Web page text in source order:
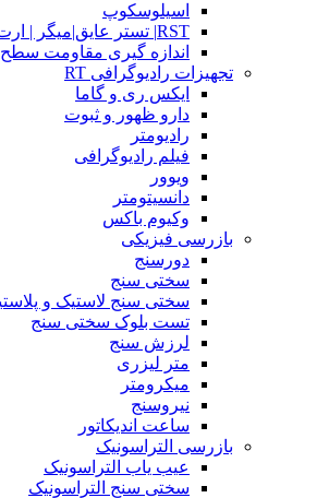
اسیلوسکوپ
RST| تستر عایق|میگر | ارت سنج
اندازه گیری مقاومت سطح
تجهیزات رادیوگرافی RT
ایکس ری و گاما
دارو ظهور و ثبوت
رادیومتر
فیلم رادیوگرافی
ویوور
دانسیتومتر
وکیوم باکس
بازرسی فیزیکی
دورسنج
سختی سنج
سختی سنج لاستیک و
تست بلوک سختی سنج
لرزش سنج
متر لیزری
میکرومتر
نیروسنج
ساعت اندیکاتور
بازرسی التراسونیک
عیب یاب التراسونیک
سختی سنج التراسونیک